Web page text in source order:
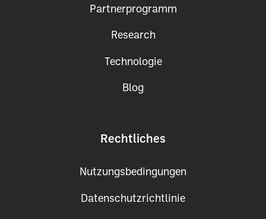
Partnerprogramm
Research
Technologie
Blog
Rechtliches
Nutzungsbedingungen
Datenschutzrichtlinie